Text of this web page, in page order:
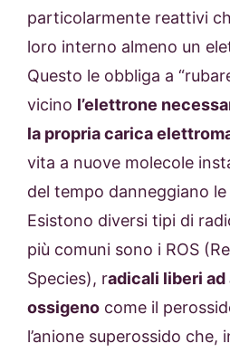
particolarmente reattivi
loro interno almeno un
Questo le obbliga a
vicino l’elettrone
la propria carica
vita a nuove molecole
del tempo danneggiano
Esistono diversi tipi di
più comuni sono i ROS
Species), radicali liberi
ossigeno come il
l’anione superossido che,